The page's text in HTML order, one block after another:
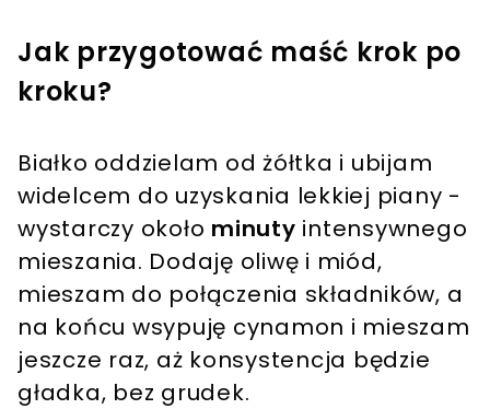
Jak przygotować maść krok po
kroku?
Białko oddzielam od żółtka i ubijam
widelcem do uzyskania lekkiej piany -
wystarczy około minuty intensywnego
mieszania. Dodaję oliwę i miód,
mieszam do połączenia składników, a
na końcu wsypuję cynamon i mieszam
jeszcze raz, aż konsystencja będzie
gładka, bez grudek.